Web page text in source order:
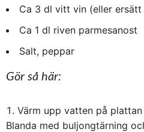
Ca 3 dl vitt vin (eller
Ca 1 dl riven parmesanost
Salt, peppar
Gör så här:
Värm upp vatten på
Blanda med buljongtärning